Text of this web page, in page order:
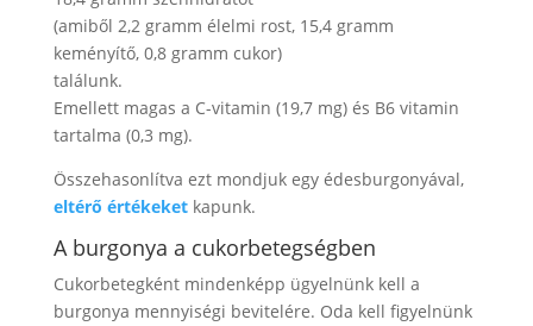
(amiből 2,2 gramm élelmi rost, 15,4 gramm
keményítő, 0,8 gramm cukor)
találunk.
Emellett magas a C-vitamin (19,7 mg) és B6 vitamin
tartalma (0,3 mg).
Összehasonlítva ezt mondjuk egy édesburgonyával,
eltérő értékeketkapunk.
A burgonya a cukorbetegségben
Cukorbetegként mindenképp ügyelnünk kell a
burgonya mennyiségi bevitelére. Oda kell figyelnünk